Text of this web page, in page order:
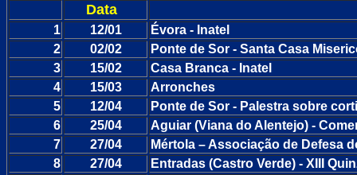
Data
1 12/01
Évora - Inatel
2
02/02
Ponte de Sor - Santa Casa
3
15/02
Casa Branca - Inatel
4
15/03
Arronches
5
12/04
Ponte de Sor - Palestra sobre
6
25/04
Aguiar (Viana do Alentejo) -
7
27/04
Mértola – Associação de Defesa
8
27/04
Entradas (Castro Verde) - XIII